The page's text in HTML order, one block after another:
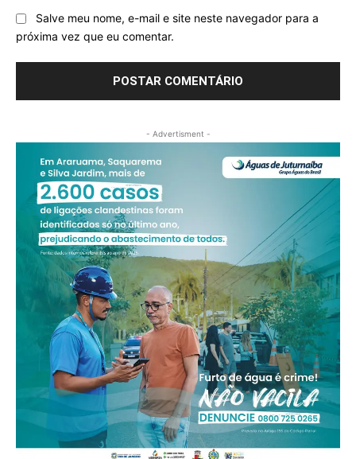
Salve meu nome, e-mail e site neste navegador para a
próxima vez que eu comentar.
- Advertisment -